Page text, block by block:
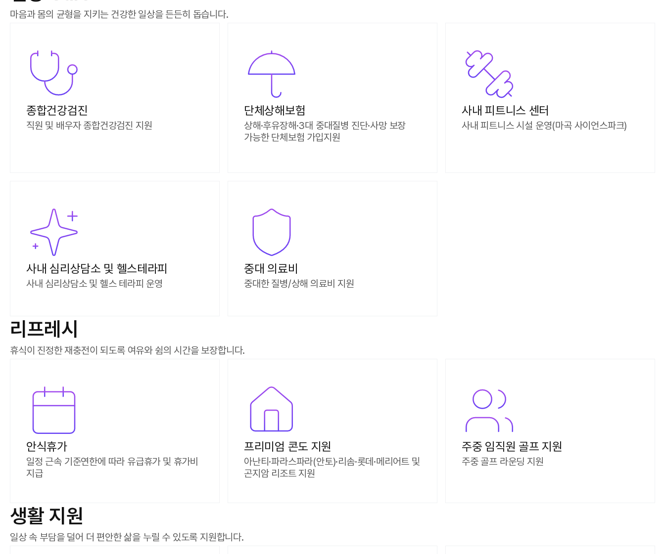
마음과 몸의 균형을 지키는 건강한 일상을 든든히 돕습니다.
종합건강검진
직원 및 배우자 종합건강검진 지원
단체상해보험
상해·후유장해·3대 중대질병 진단·사망 보장
가능한 단체보험 가입지원
사내 피트니스 센터
사내 피트니스 시설 운영(마곡 사이언스파크)
사내 심리상담소 및 헬스테라피
사내 심리상담소 및 헬스 테라피 운영
중대 의료비
중대한 질병/상해 의료비 지원
리프레시
휴식이 진정한 재충전이 되도록 여유와 쉼의 시간을 보장합니다.
안식휴가
일정 근속 기준연한에 따라 유급휴가 및 휴가비
지급
프리미엄 콘도 지원
아난티·파라스파라(안토)·리솜·롯데·메리어트 및
곤지암 리조트 지원
주중 임직원 골프 지원
주중 골프 라운딩 지원
생활 지원
일상 속 부담을 덜어 더 편안한 삶을 누릴 수 있도록 지원합니다.